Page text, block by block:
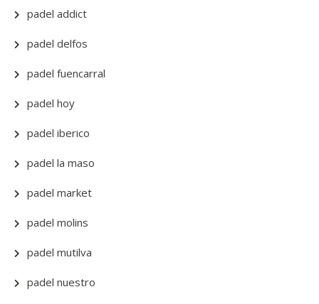
padel addict
padel delfos
padel fuencarral
padel hoy
padel iberico
padel la maso
padel market
padel molins
padel mutilva
padel nuestro